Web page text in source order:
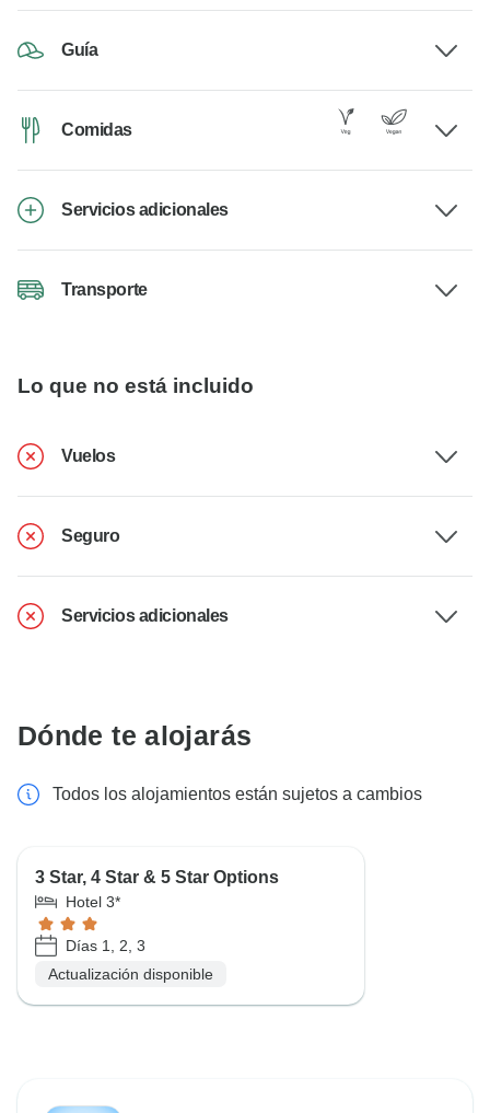
Guía
Comidas
Servicios adicionales
Transporte
Lo que no está incluido
Vuelos
Seguro
Servicios adicionales
Dónde te alojarás
Todos los alojamientos están sujetos a cambios
3 Star, 4 Star & 5 Star Options
Hotel 3*
Días 1, 2, 3
Actualización disponible